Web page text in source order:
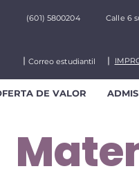
(601) 5800204 Calle 6
Correo estudiantil
DE VALOR